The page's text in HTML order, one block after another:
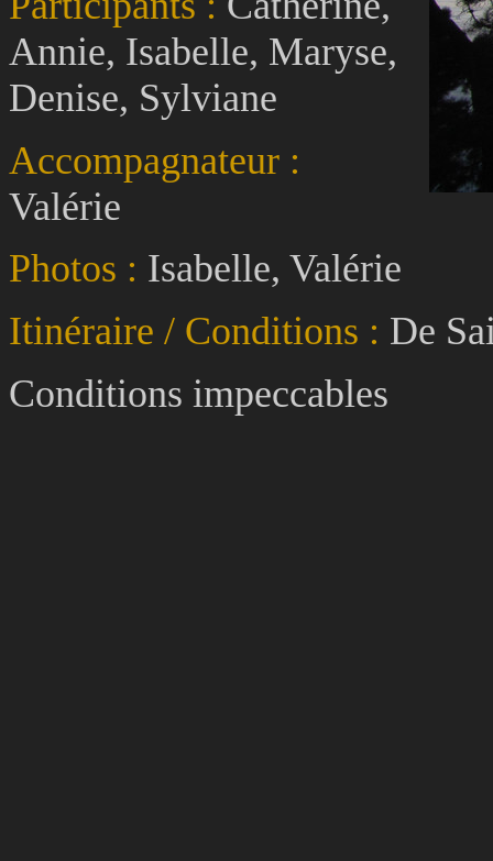
Annie, Isabelle, Maryse,
Denise, Sylviane
Accompagnateur :
Valérie
Photos : Isabelle, Valérie
Itinéraire / Conditions : De
Conditions impeccables